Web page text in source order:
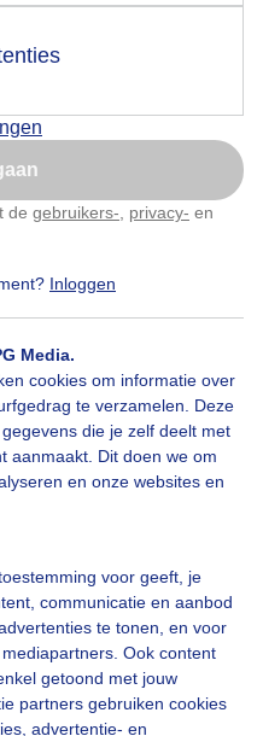
de gebruikers- privacy- en
Inloggen
Media.
cookies om informatie over
te verzamelen. Deze
die je zelf deelt met
aanmaakt. Dit doen we om
en onze websites en
voor geeft, je
communicatie en aanbod
te tonen, en voor
Ook content
getoond met jouw
partners gebruiken cookies
advertentie- en
de popup
later
te passen